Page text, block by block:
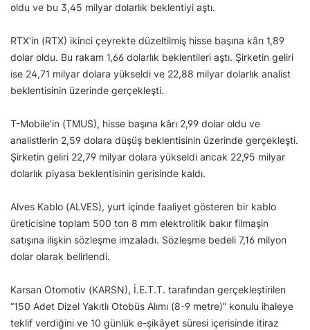
oldu ve bu 3,45 milyar dolarlık beklentiyi aştı.
RTX’in (RTX) ikinci çeyrekte düzeltilmiş hisse başına kârı 1,89
dolar oldu. Bu rakam 1,66 dolarlık beklentileri aştı. Şirketin geliri
ise 24,71 milyar dolara yükseldi ve 22,88 milyar dolarlık analist
beklentisinin üzerinde gerçekleşti.
T-Mobile’in (TMUS), hisse başına kârı 2,99 dolar oldu ve
analistlerin 2,59 dolara düşüş beklentisinin üzerinde gerçekleşti.
Şirketin geliri 22,79 milyar dolara yükseldi ancak 22,95 milyar
dolarlık piyasa beklentisinin gerisinde kaldı.
Alves Kablo (ALVES), yurt içinde faaliyet gösteren bir kablo
üreticisine toplam 500 ton 8 mm elektrolitik bakır filmaşin
satışına ilişkin sözleşme imzaladı. Sözleşme bedeli 7,16 milyon
dolar olarak belirlendi.
Karsan Otomotiv (KARSN), İ.E.T.T. tarafından gerçekleştirilen
“150 Adet Dizel Yakıtlı Otobüs Alımı (8-9 metre)” konulu ihaleye
teklif verdiğini ve 10 günlük e-şikâyet süresi içerisinde itiraz